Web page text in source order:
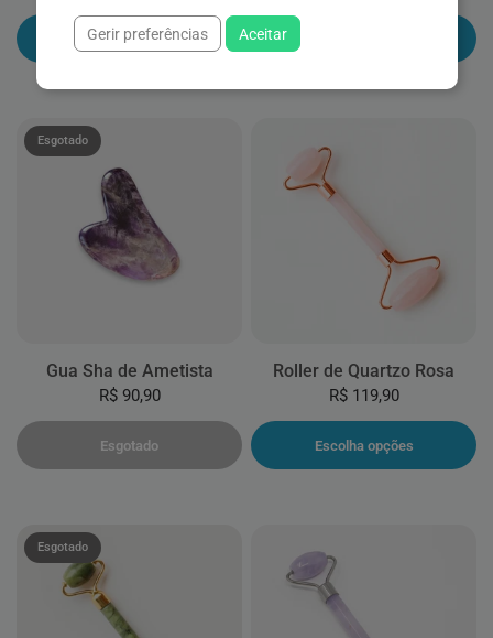
Adicionar ao carrinho
Esgotado
Gua Sha de Ametista
R$ 90,90
Esgotado
Roller de Quartzo Rosa
R$ 119,90
Escolha opções
Esgotado
Gerir preferências Aceitar